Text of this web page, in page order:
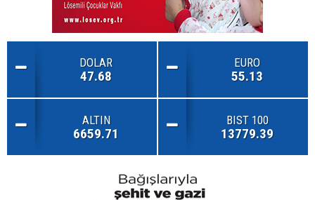
DOLAR
47.68
EURO
55.13
ALTIN
6659.71
BIST 100
13779.39